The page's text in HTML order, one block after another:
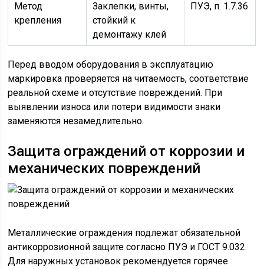
Метод
крепления
Заклепки, винты,
стойкий к
демонтажу клей
ПУЭ, п. 1.7.36
Перед вводом оборудования в эксплуатацию
маркировка проверяется на читаемость, соответствие
реальной схеме и отсутствие повреждений. При
выявлении износа или потери видимости знаки
заменяются незамедлительно.
Защита ограждений от коррозии и
механических повреждений
Металлические ограждения подлежат обязательной
антикоррозионной защите согласно ПУЭ и ГОСТ 9.032.
Для наружных установок рекомендуется горячее